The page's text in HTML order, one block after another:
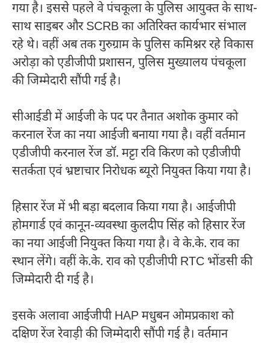
गया है। इससे पहले वे पंचकूला के पुलिस आयुक्त के साथ-
साथ साइबर और SCRB का अतिरिक्त कार्यभार संभाल
रहे थे। वहीं अब तक गुरुग्राम के पुलिस कमिश्नर रहेविकास
अरोड़ाको एडीजीपी प्रशासन, पुलिस मुख्यालय पंचकूला
की जिम्मेदारी सौंपी गई है।
सीआईडी में आईजी के पद पर तैनातअशोक कुमारको
करनाल रेंज का नया आईजी बनाया गया है। वहीं वर्तमान
एडीजीपी करनाल रेंजडॉ. मट्टा रवि किरणको एडीजीपी
सतर्कता एवं भ्रष्टाचार निरोधक ब्यूरो नियुक्त किया गया है।
हिसार रेंज में भी बड़ा बदलाव किया गया है। आईजीपी
होमगार्ड एवं कानून-व्यवस्थाकुलदीप सिंहको हिसार रेंज
का नया आईजी नियुक्त किया गया है। वेके.के. रावका
स्थान लेंगे। वहीं के.के. राव को एडीजीपी RTC भोंडसी की
जिम्मेदारी दी गई है।
इसके अलावा आईजीपी HAP मधुबनओमप्रकाशको
दक्षिण रेंज रेवाड़ी की जिम्मेदारी सौंपी गई है। वर्तमान